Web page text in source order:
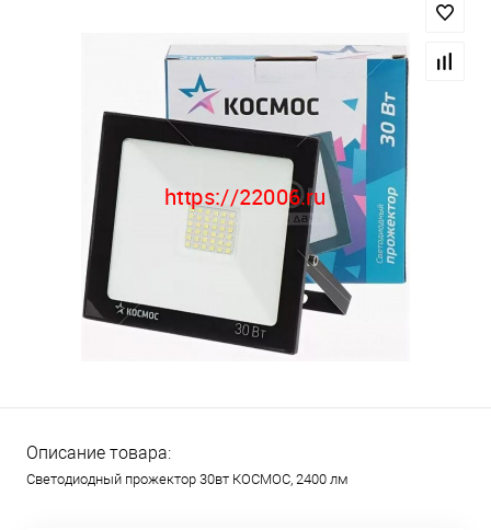
Описание товара:
Светодиодный прожектор 30вт КОСМОС, 2400 лм